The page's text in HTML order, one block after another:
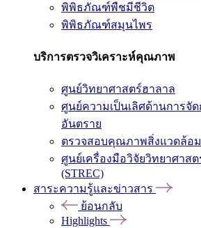
พิพิธภัณฑ์พืชมีชีวิต
พิพิธภัณฑ์สมุนไพร
บริการตรวจวิเคราะห์คุณภาพ
ศูนย์วิทยาศาสตร์ฮาลาล
ศูนย์ความเป็นเลิศด้านการจั
อันตราย
ตรวจสอบคุณภาพสิ่งแวดล้อม
ศูนย์เครื่องมือวิจัยวิทยาศาส
(STREC)
สาระความรู้และข่าวสาร
ย้อนกลับ
Highlights